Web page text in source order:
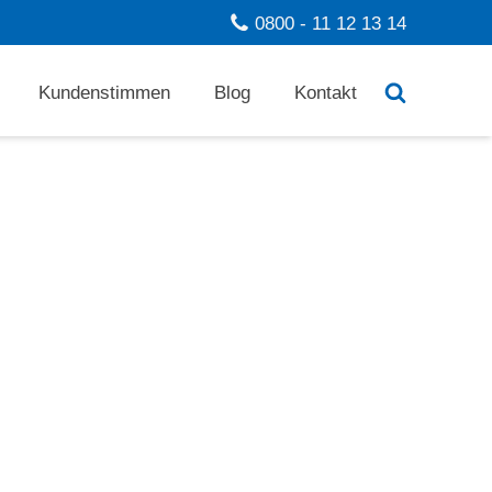
0800 - 11 12 13 14
Kundenstimmen Blog Kontakt